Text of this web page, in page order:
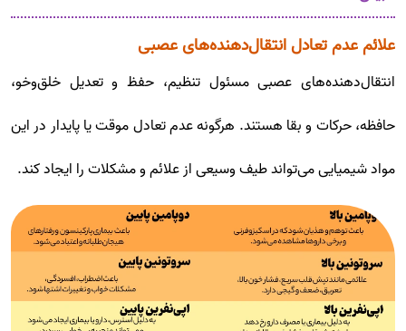
علائم عدم تعادل انتقال‌دهنده‌های عصبی
انتقال‌دهنده‌های عصبی مسئول تنظیم، حفظ و تعدیل خلق‌وخو،
حافظه، حرکات و بقا هستند. هرگونه عدم تعادل موقت یا پایدار در این
مواد شیمیایی می‌تواند طیف وسیعی از علائم و مشکلات را ایجاد کند.